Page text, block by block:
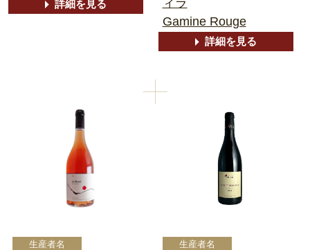
詳細を見る
Gamine Rouge
詳細を見る